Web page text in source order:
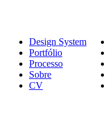
Design System
Portfólio
Processo
Sobre
CV